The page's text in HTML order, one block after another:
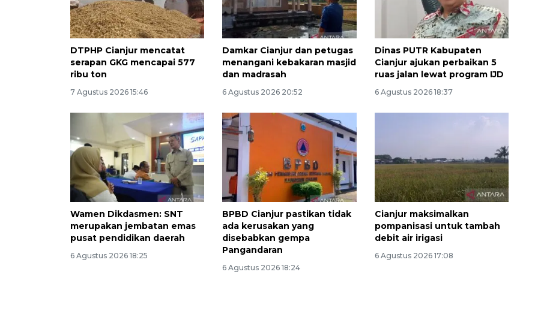
DTPHP Cianjur mencatat
serapan GKG mencapai 577
ribu ton
7 Agustus 2026 15:46
Damkar Cianjur dan petugas
menangani kebakaran masjid
dan madrasah
6 Agustus 2026 20:52
Dinas PUTR Kabupaten
Cianjur ajukan perbaikan 5
ruas jalan lewat program IJD
6 Agustus 2026 18:37
Wamen Dikdasmen: SNT
merupakan jembatan emas
pusat pendidikan daerah
6 Agustus 2026 18:25
BPBD Cianjur pastikan tidak
ada kerusakan yang
disebabkan gempa
Pangandaran
6 Agustus 2026 18:24
Cianjur maksimalkan
pompanisasi untuk tambah
debit air irigasi
6 Agustus 2026 17:08